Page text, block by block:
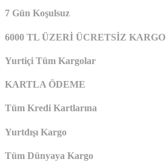
7 Gün Koşulsuz
6000 TL ÜZERİ ÜCRETSİZ KARGO
Yurtiçi Tüm Kargolar
KARTLA ÖDEME
Tüm Kredi Kartlarına
Yurtdışı Kargo
Tüm Dünyaya Kargo